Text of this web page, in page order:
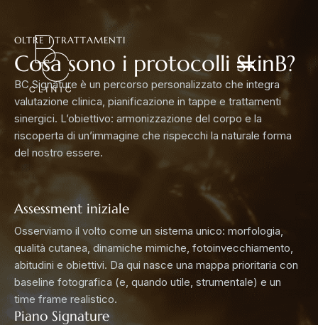
OLTRE I TRATTAMENTI
Cosa sono i protocolli SkinB?
BC Signature è un percorso personalizzato che integra
valutazione clinica, pianificazione in tappe e trattamenti
sinergici. L’obiettivo: armonizzazione del corpo e la
riscoperta di un’immagine che rispecchi la naturale forma
del nostro essere.
Assessment iniziale
Osserviamo il volto come un sistema unico: morfologia,
qualità cutanea, dinamiche mimiche, fotoinvecchiamento,
abitudini e obiettivi. Da qui nasce una mappa prioritaria con
baseline fotografica (e, quando utile, strumentale) e un
time frame realistico.
Piano Signature